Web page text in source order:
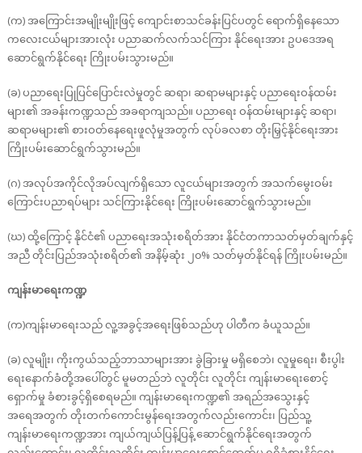
(က) အကြောင်းအမျိုးမျိုးဖြင့် ကျောင်းစာသင်ခန်းပြင်ပတွင် ရောက်ရှိနေသော
ကလေးငယ်များအားလုံး ပညာဆက်လက်သင်ကြား နိုင်ရေးအား ဥပဒေအရ
ဆောင်ရွက်နိုင်ရေး ကြိုးပမ်းသွားမည်။
(ခ) ပညာရေးပြုပြင်ပြောင်းလဲမှုတွင် ဆရာ၊ ဆရာမများနှင့် ပညာရေးဝန်ထမ်း
များ၏ အခန်းကဏ္ဍသည် အခရာကျသည်။ ပညာရေး ဝန်ထမ်းများနှင့် ဆရာ၊
ဆရာမများ၏ စားဝတ်နေရေးဖူလုံမှုအတွက် လုပ်ခလစာ တိုးမြှင့်နိုင်ရေးအား
ကြိုးပမ်းဆောင်ရွက်သွားမည်။
(ဂ) အလုပ်အကိုင်လိုအပ်လျက်ရှိသော လူငယ်များအတွက် အသက်မွေးဝမ်း
ကြောင်းပညာရပ်များ သင်ကြားနိုင်ရေး ကြိုးပမ်းဆောင်ရွက်သွားမည်။
(ဃ) ထို့ကြောင့် နိုင်ငံ၏ ပညာရေးအသုံးစရိတ်အား နိုင်ငံတကာသတ်မှတ်ချက်နှင့်
အညီ တိုင်းပြည်အသုံးစရိတ်၏ အနိမ့်ဆုံး ၂၀% သတ်မှတ်နိုင်ရန် ကြိုးပမ်းမည်။
ကျန်းမာရေးကဏ္ဍ
(က)ကျန်းမာရေးသည် လူ့အခွင့်အရေးဖြစ်သည်ဟု ပါတီက ခံယူသည်။
(ခ) လူမျိုး၊ ကိုးကွယ်သည့်ဘာသာများအား ခွဲခြားမှု မရှိစေဘဲ၊ လူမှုရေး၊ စီးပွါး
ရေးနောက်ခံတို့အပေါ်တွင် မူမတည်ဘဲ လူတိုင်း လူတိုင်း ကျန်းမာရေးစောင့်
ရှောက်မှု ခံစားခွင့်ရှိစေရမည်။ ကျန်းမာရေးကဏ္ဍ၏ အရည်အသွေးနှင့်
အရေအတွက် တိုးတက်ကောင်းမွန်ရေးအတွက်လည်းကောင်း၊ ပြည်သူ့
ကျန်းမာရေးကဏ္ဍအား ကျယ်ကျယ်ပြန့်ပြန့် ဆောင်ရွက်နိုင်ရေးအတွက်